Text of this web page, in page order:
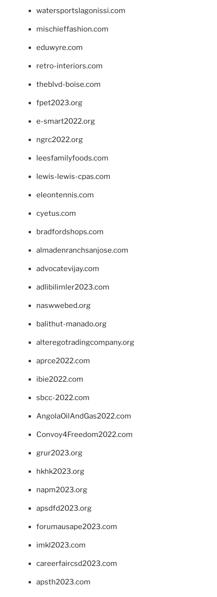
watersportslagonissi.com
mischieffashion.com
eduwyre.com
retro-interiors.com
theblvd-boise.com
fpet2023.org
e-smart2022.org
ngrc2022.org
leesfamilyfoods.com
lewis-lewis-cpas.com
eleontennis.com
cyetus.com
bradfordshops.com
almadenranchsanjose.com
advocatevijay.com
adlibilimler2023.com
naswwebed.org
balithut-manado.org
alteregotradingcompany.org
aprce2022.com
ibie2022.com
sbcc-2022.com
AngolaOilAndGas2022.com
Convoy4Freedom2022.com
grur2023.org
hkhk2023.org
napm2023.org
apsdfd2023.org
forumausape2023.com
imkl2023.com
careerfaircsd2023.com
apsth2023.com